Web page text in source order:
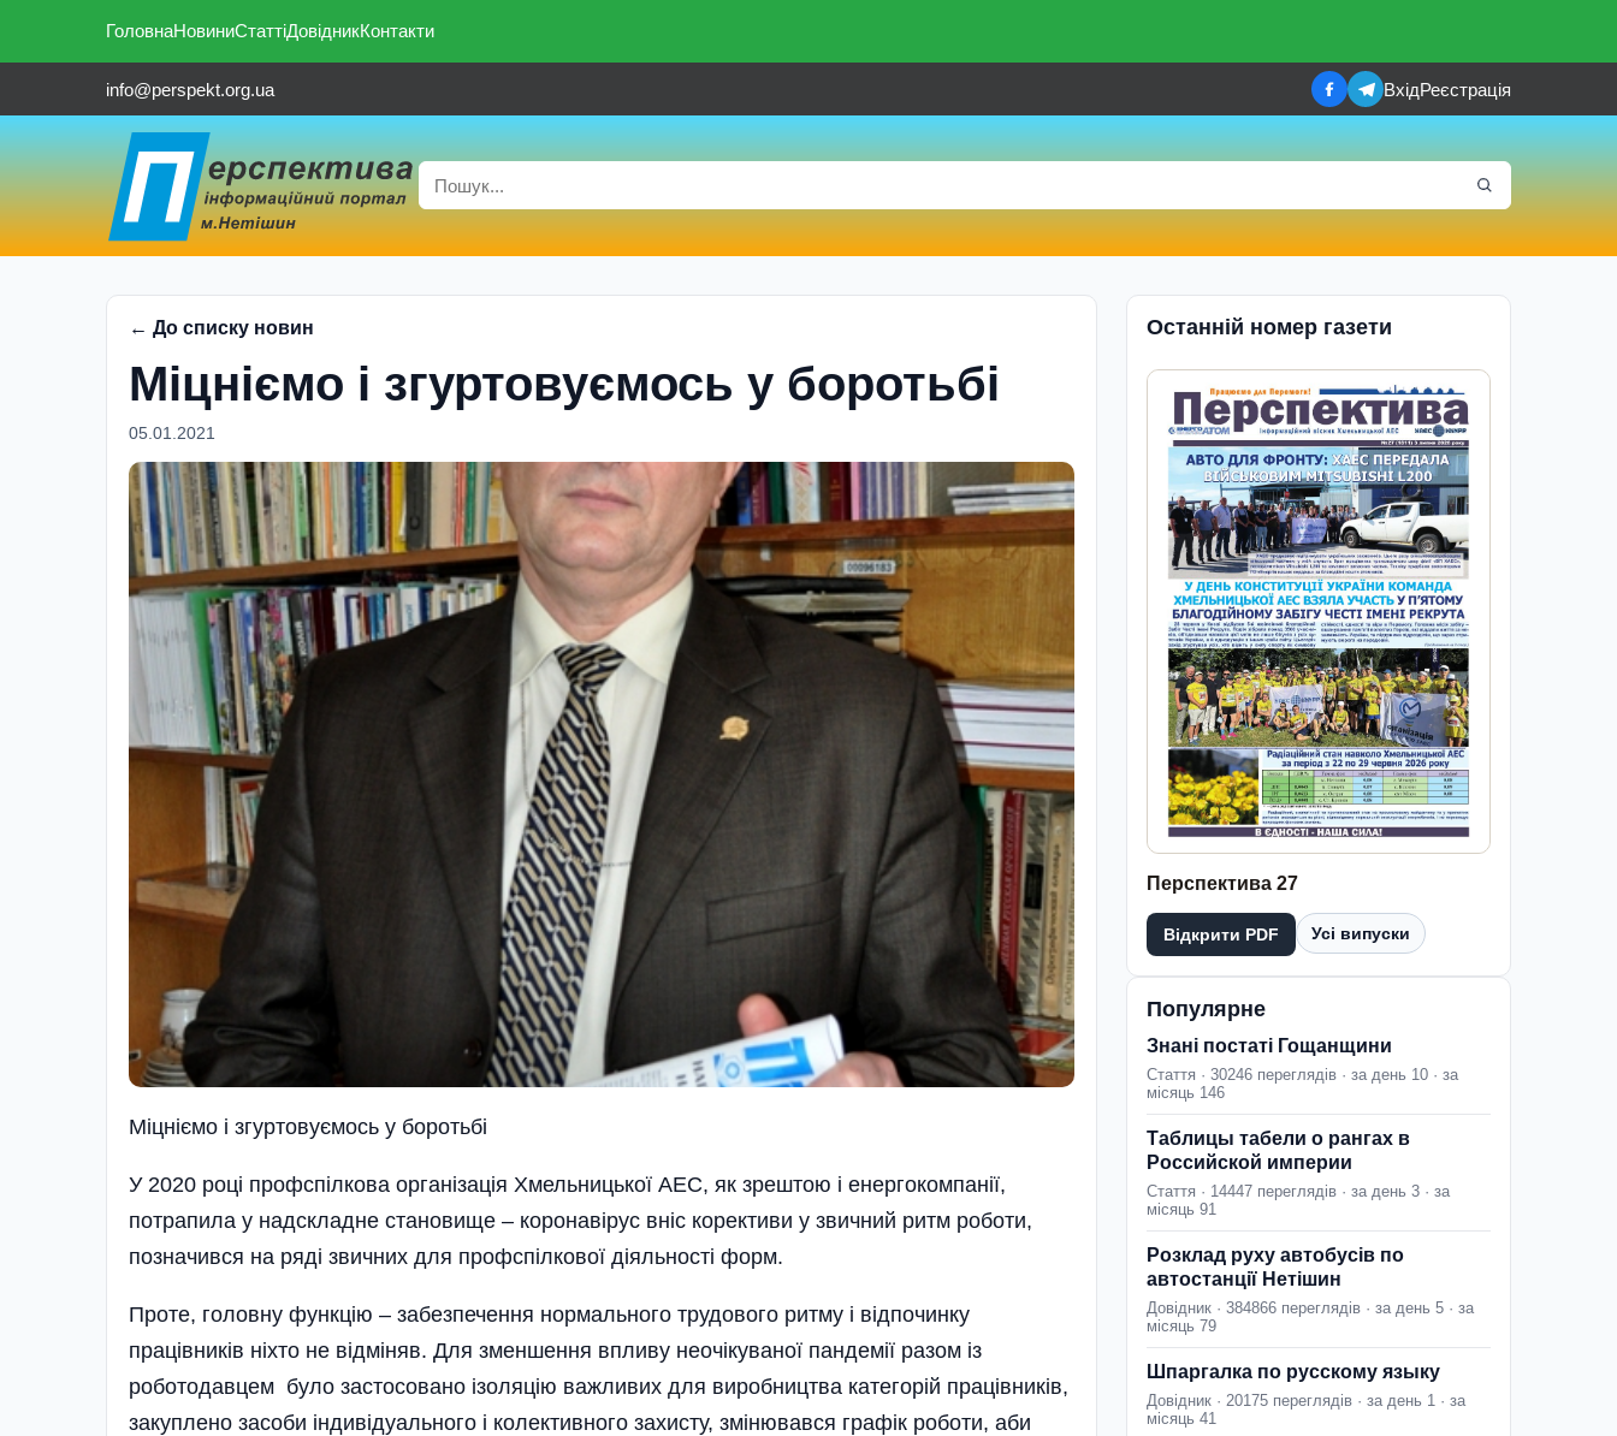
ГоловнаНовиниСтаттіДовідникКонтакти
info@perspekt.org.ua ВхідРеєстрація
← До списку новин
Міцніємо і згуртовуємось у боротьбі
05.01.2021
Міцніємо і згуртовуємось у боротьбі
У 2020 році профспілкова організація Хмельницької АЕС, як зрештою і енергокомпанії,
потрапила у надскладне становище – коронавірус вніс корективи у звичний ритм роботи,
позначився на ряді звичних для профспілкової діяльності форм.
Проте, головну функцію – забезпечення нормального трудового ритму і відпочинку
працівників ніхто не відміняв. Для зменшення впливу неочікуваної пандемії разом із
роботодавцем було застосовано ізоляцію важливих для виробництва категорій працівників,
закуплено засоби індивідуального і колективного захисту, змінювався графік роботи, аби
Останній номер газети
Перспектива 27
Відкрити PDF Усі випуски
Популярне
Знані постаті Гощанщини
Стаття · 30246 переглядів · за день 10 · за
місяць 146
Таблицы табели о рангах в
Российской империи
Стаття · 14447 переглядів · за день 3 · за
місяць 91
Розклад руху автобусів по
автостанції Нетішин
Довідник · 384866 переглядів · за день 5 · за
місяць 79
Шпаргалка по русскому языку
Довідник · 20175 переглядів · за день 1 · за
місяць 41